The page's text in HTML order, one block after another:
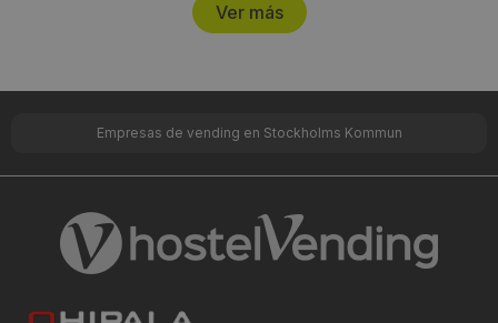
Ver más
Empresas de vending en Stockholms Kommun